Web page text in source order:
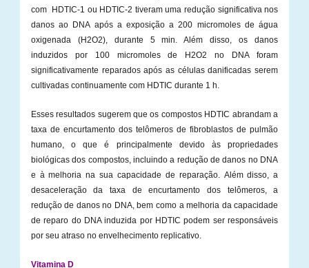
com HDTIC-1 ou HDTIC-2 tiveram uma redução significativa nos
danos ao DNA após a exposição a 200 micromoles de água
oxigenada (H2O2), durante 5 min. Além disso, os danos
induzidos por 100 micromoles de H2O2 no DNA foram
significativamente reparados após as células danificadas serem
cultivadas continuamente com HDTIC durante 1 h.
Esses resultados sugerem que os compostos HDTIC abrandam a
taxa de encurtamento dos telômeros de fibroblastos de pulmão
humano, o que é principalmente devido às propriedades
biológicas dos compostos, incluindo a redução de danos no DNA
e à melhoria na sua capacidade de reparação. Além disso, a
desaceleração da taxa de encurtamento dos telômeros, a
redução de danos no DNA, bem como a melhoria da capacidade
de reparo do DNA induzida por HDTIC podem ser responsáveis
por seu atraso no envelhecimento replicativo.
Vitamina D